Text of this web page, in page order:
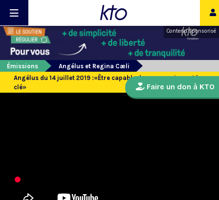
Contenu sponsorisé
Émissions
Angélus et Regina Cæli
Angélus du 14 juillet 2019 :«Être capable de compassion est la
clé»
Faire un don à KTO